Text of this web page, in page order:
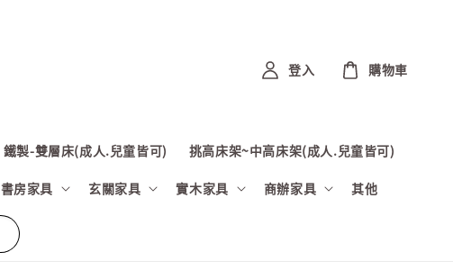
鐵製-雙層床(成人.兒童皆可) 挑高床架~中高床架(成人.兒童皆可)
書房家具 玄關家具 實木家具 商辦家具 其他
登入 購物車